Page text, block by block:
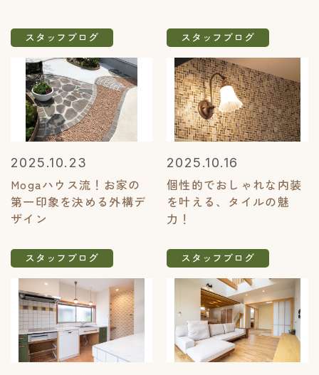
スタッフブログ
2025.10.23
Mogaハウス流！お家の
第一印象を決める外構デ
ザイン
スタッフブログ
2025.10.16
個性的でおしゃれな内装
を叶える、タイルの魅
力！
スタッフブログ スタッフブログ